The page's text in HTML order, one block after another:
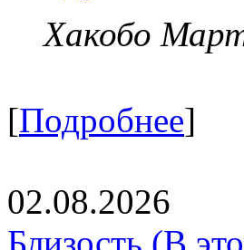
Хакобо
[Подробнее]
02.08.2026